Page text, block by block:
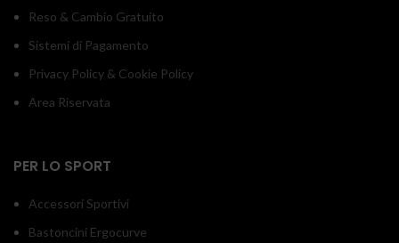
Reso & Cambio Gratuito
Sistemi di Pagamento
Privacy Policy & Cookie Policy
Area Riservata
PER LO SPORT
Accessori Sportivi
Bastoncini Ergocurve